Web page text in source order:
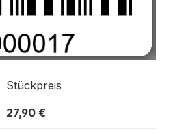
Stückpreis
27,90 €